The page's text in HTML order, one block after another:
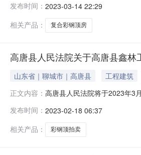
的物说明：该标的房产无证，
日起至20
发布时间： 2023-03-14 22:29
相关产品：
复合彩钢顶房
高唐县人民法院关于高唐县鑫
山东省｜聊城市｜高唐县 工程建筑
正文内容： 高唐县人民法院将于2023年3
明：该标的房产无证，为评估
202
发布时间： 2023-02-18 06:37
相关产品：
彩钢顶拍卖